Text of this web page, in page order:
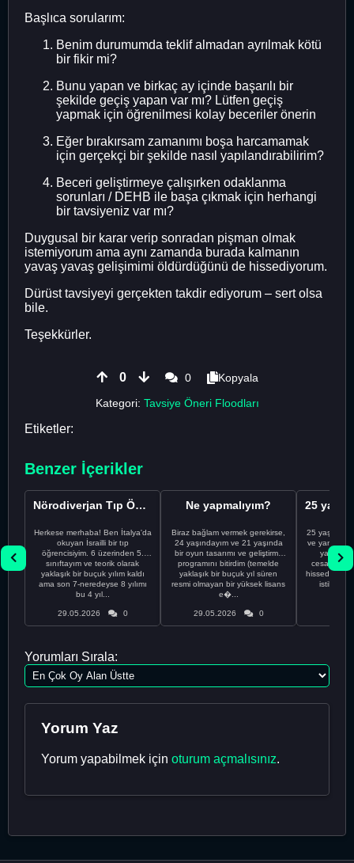
Başlıca sorularım:
Benim durumumda teklif almadan ayrılmak kötü
bir fikir mi?
Bunu yapan ve birkaç ay içinde başarılı bir
şekilde geçiş yapan var mı? Lütfen geçiş
yapmak için öğrenilmesi kolay beceriler önerin
Eğer bırakırsam zamanımı boşa harcamamak
için gerçekçi bir şekilde nasıl yapılandırabilirim?
Beceri geliştirmeye çalışırken odaklanma
sorunları / DEHB ile başa çıkmak için herhangi
bir tavsiyeniz var mı?
Duygusal bir karar verip sonradan pişman olmak
istemiyorum ama aynı zamanda burada kalmanın
yavaş yavaş gelişimimi öldürdüğünü de hissediyorum.
Dürüst tavsiyeyi gerçekten takdir ediyorum – sert olsa
bile.
Teşekkürler.
0 0
Kopyala
Kategori: Tavsiye Öneri Floodları
Etiketler:
Benzer İçerikler
Nörodiverjan Tıp Öğrencisi Yeni Bir Yol Arıyor
Herkese merhaba! Ben İtalya'da
okuyan İsrailli bir tıp
öğrencisiyim. 6 üzerinden 5.
sınıftayım ve teorik olarak
yaklaşık bir buçuk yılım kaldı
ama son 7-neredeyse 8 yılımı
bu 4 yıl...
29.05.2026 0
Ne yapmalıyım?
Biraz bağlam vermek gerekirse,
24 yaşındayım ve 21 yaşında
bir oyun tasarımı ve geliştirme
programını bitirdim (temelde
yaklaşık bir buçuk yıl süren
resmi olmayan bir yüksek lisans
e�...
29.05.2026 0
25
ve yanlış
cesaretimin
Yorumları Sırala:
Yorum Yaz
Yorum yapabilmek için oturum açmalısınız.